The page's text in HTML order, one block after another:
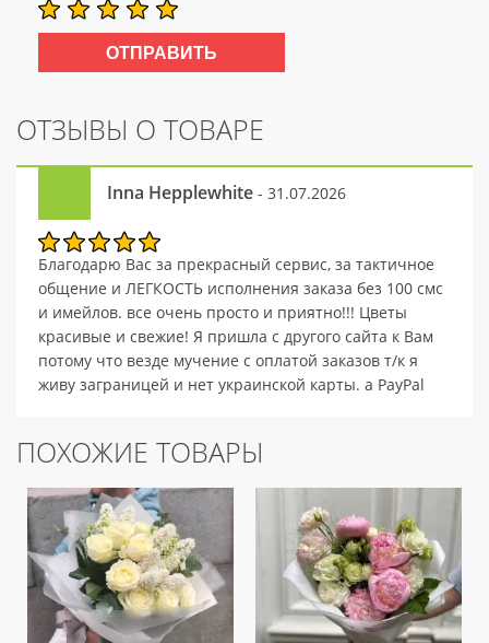
ОТЗЫВЫ О ТОВАРЕ
Inna Hepplewhite - 31.07.2026
Благодарю Вас за прекрасный сервис, за тактичное
общение и ЛЕГКОСТЬ исполнения заказа без 100 смс
и имейлов. все очень просто и приятно!!! Цветы
красивые и свежие! Я пришла с другого сайта к Вам
потому что везде мучение с оплатой заказов т/к я
живу заграницей и нет украинской карты. а PayPal
ПОХОЖИЕ ТОВАРЫ